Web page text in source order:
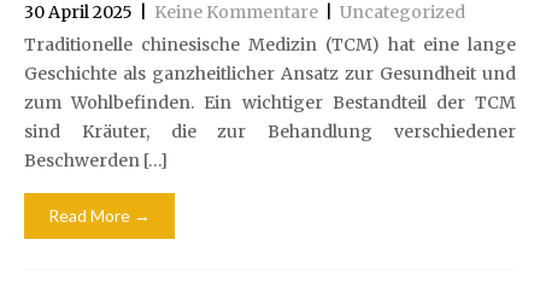
30 April 2025 Keine Kommentare
Uncategorized
Traditionelle chinesische Medizin (TCM) hat eine lange
Geschichte als ganzheitlicher Ansatz zur Gesundheit und
zum Wohlbefinden. Ein wichtiger Bestandteil der TCM
sind Kräuter, die zur Behandlung verschiedener
Beschwerden […]
Read More →